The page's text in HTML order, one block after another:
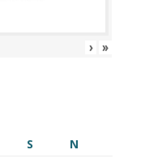
› »
S
N